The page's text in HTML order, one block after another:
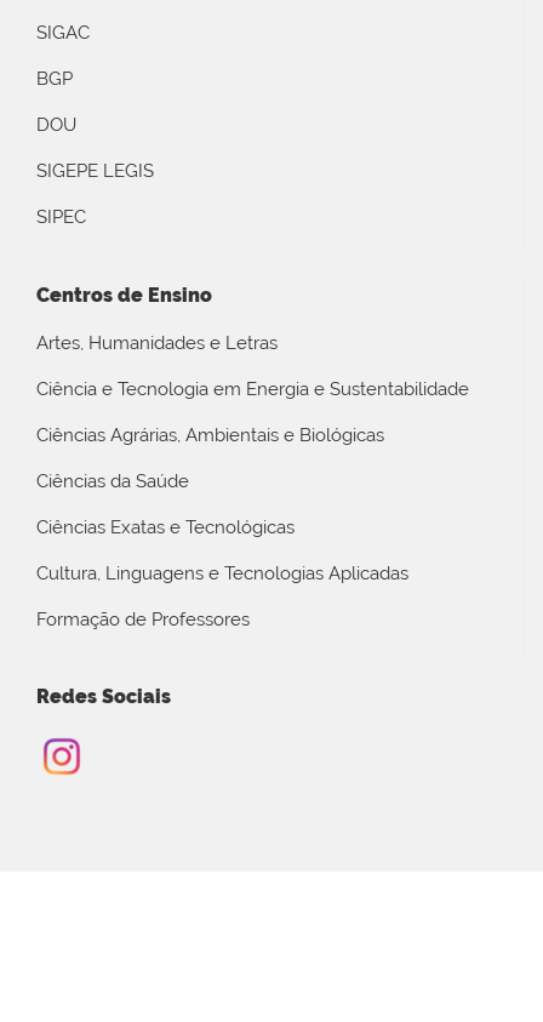
SIGAC
BGP
DOU
SIGEPE LEGIS
SIPEC
Centros de Ensino
Artes, Humanidades e Letras
Ciência e Tecnologia em Energia e Sustentabilidade
Ciências Agrárias, Ambientais e Biológicas
Ciências da Saúde
Ciências Exatas e Tecnológicas
Cultura, Linguagens e Tecnologias Aplicadas
Formação de Professores
Redes Sociais